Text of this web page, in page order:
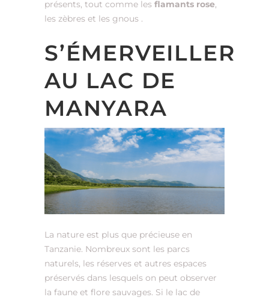
présents, tout comme les flamants rose,
les zèbres et les gnous .
S’ÉMERVEILLER
AU LAC DE
MANYARA
La nature est plus que précieuse en
Tanzanie. Nombreux sont les parcs
naturels, les réserves et autres espaces
préservés dans lesquels on peut observer
la faune et flore sauvages. Si le lac de